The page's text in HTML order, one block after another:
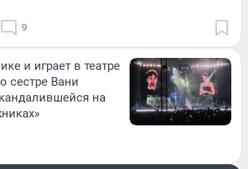
9
и играет в театре
сестре Вани
на